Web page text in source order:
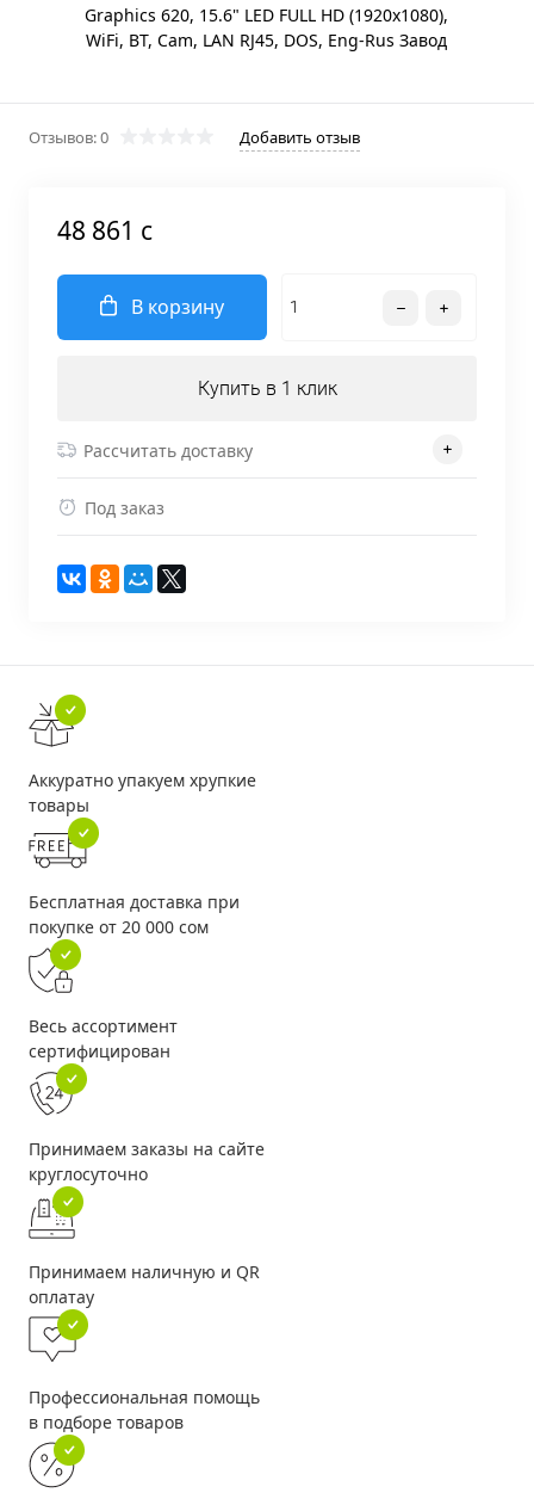
Отзывов: 0 Добавить отзыв
48 861 c
В корзину
Купить в 1 клик
Рассчитать доставку
Под заказ
Аккуратно упакуем хрупкие
товары
Бесплатная доставка при
покупке от 20 000 сом
Весь ассортимент
сертифицирован
Принимаем заказы на сайте
круглосуточно
Принимаем наличную и QR
оплатау
Профессиональная помощь
в подборе товаров